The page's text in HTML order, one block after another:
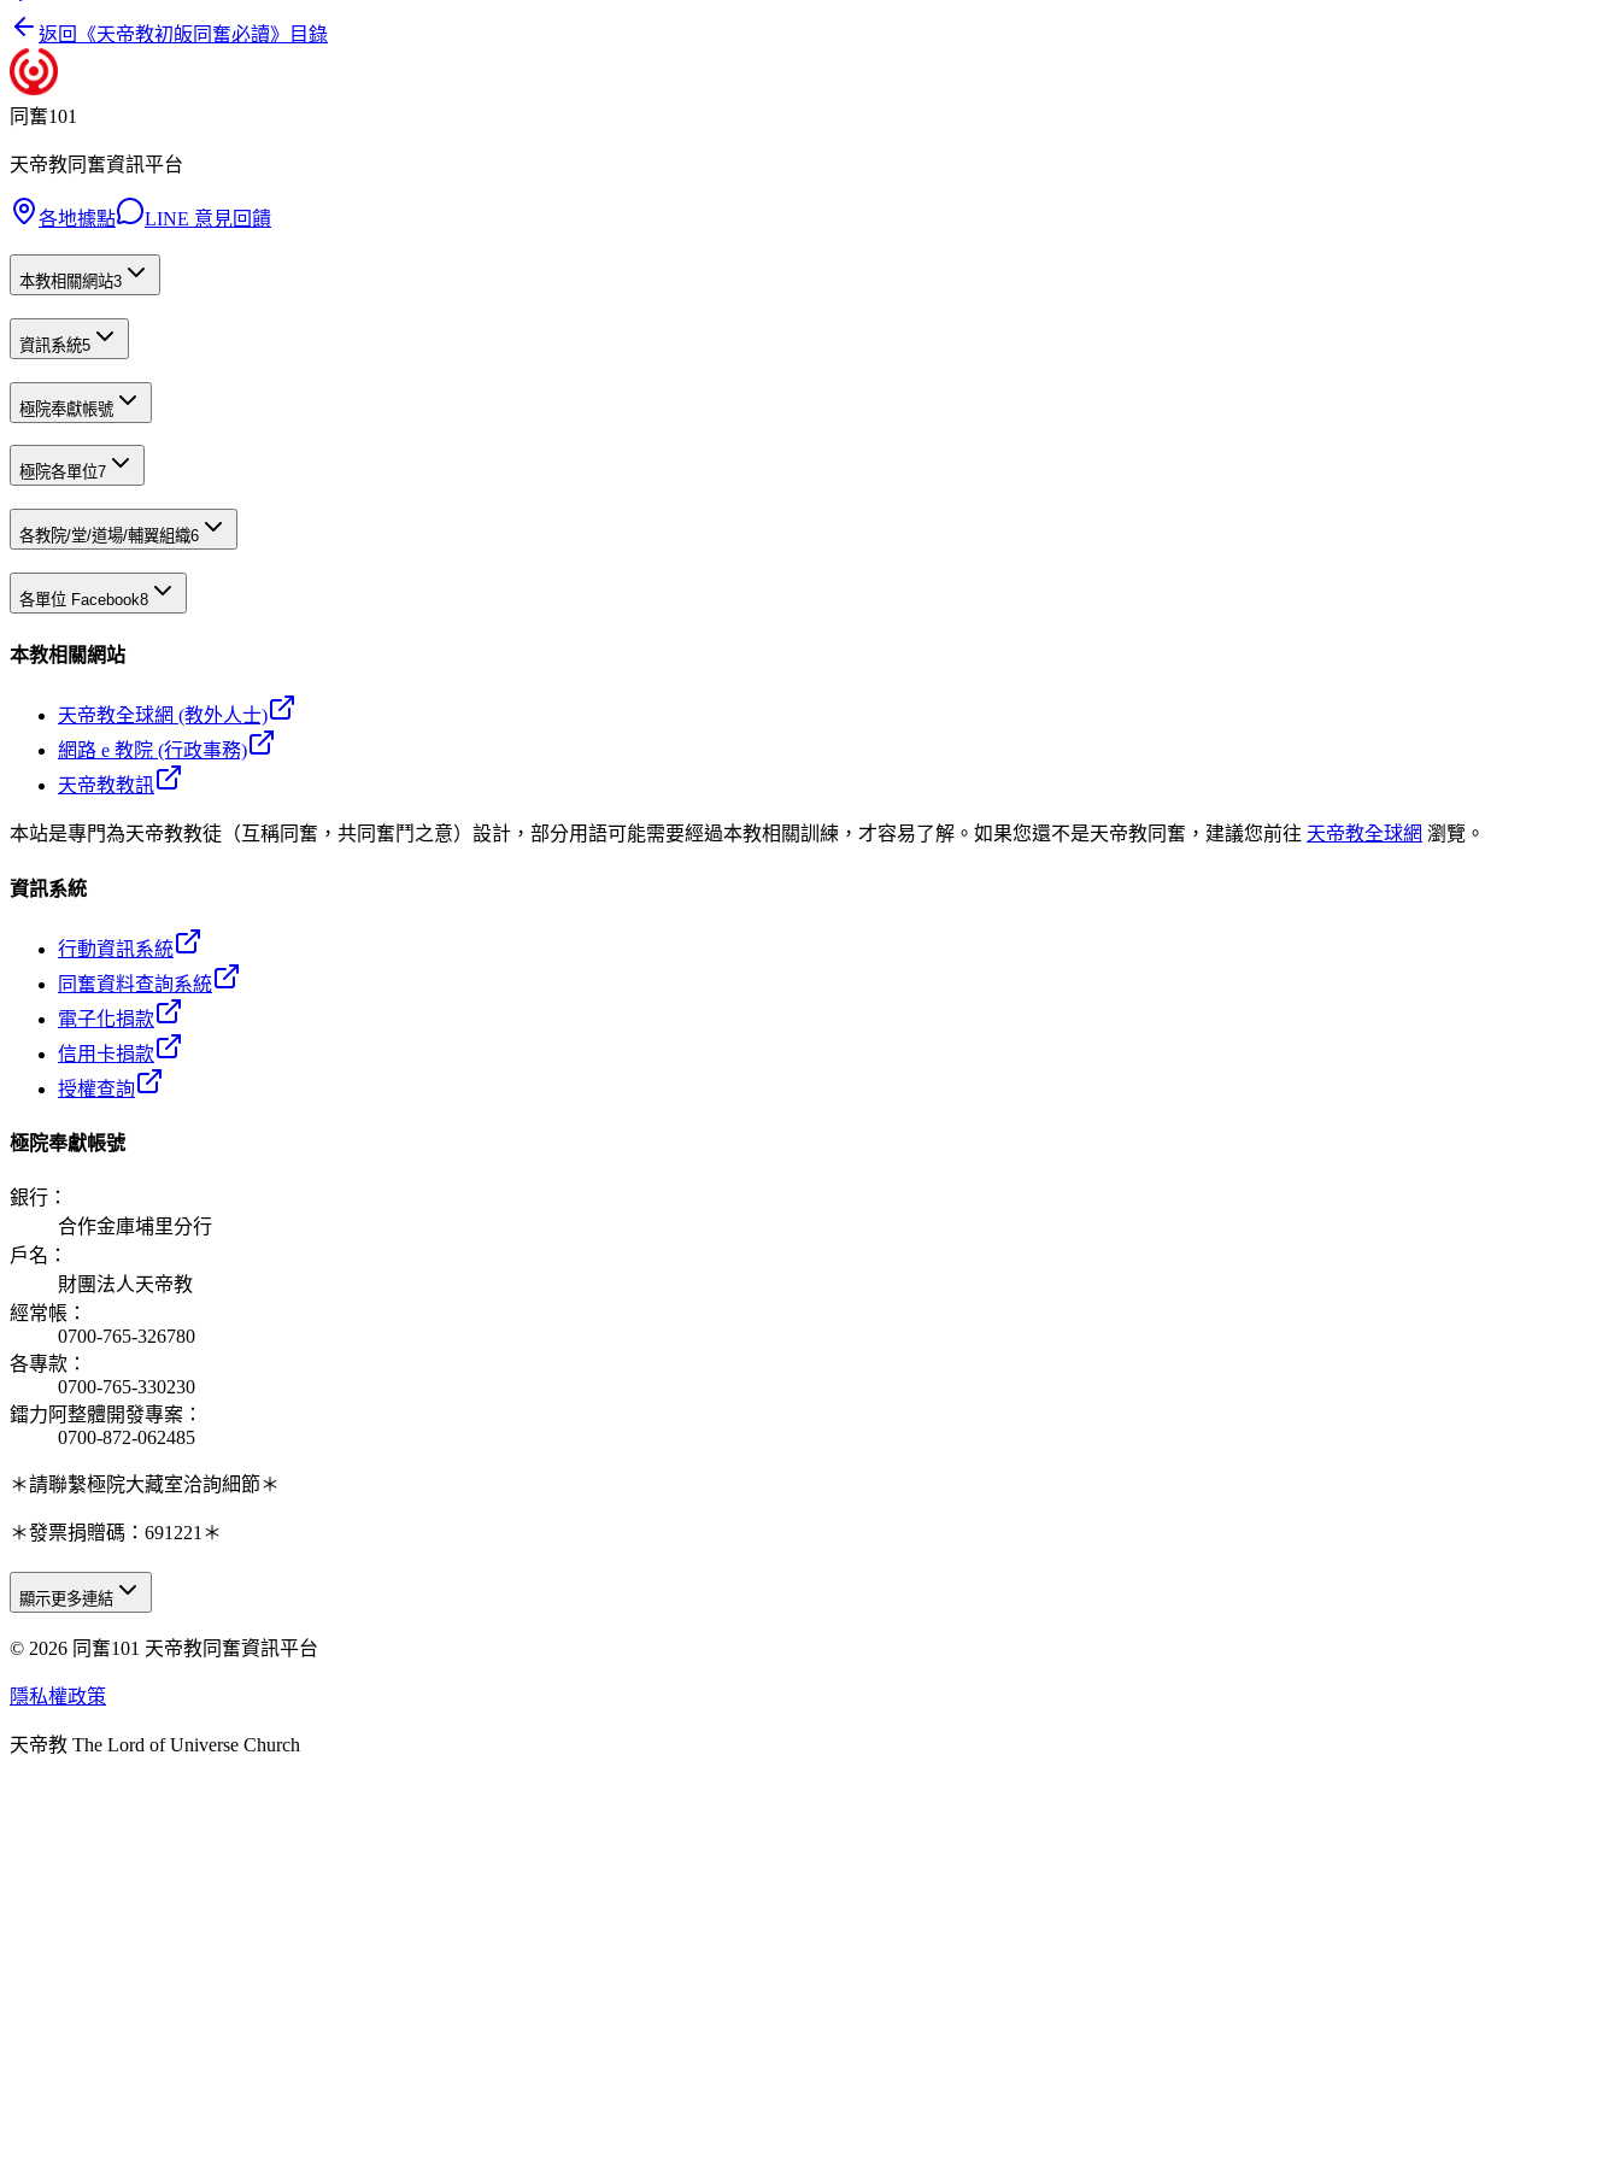
返回《天帝教初皈同奮必讀》目錄
同奮101
天帝教同奮資訊平台
各地據點 LINE 意見回饋
本教相關網站3
資訊系統5
極院奉獻帳號
極院各單位7
各教院/堂/道場/輔翼組織6
各單位 Facebook8
本教相關網站
天帝教全球網 (教外人士)
網路 e 教院 (行政事務)
天帝教教訊
本站是專門為天帝教教徒（互稱同奮，共同奮鬥之意）設計，部分用語可能需要經過本教相關訓練，才容易了解。如果您還不是天帝教同奮，建議您前往 天帝教全球網 瀏覽。
資訊系統
行動資訊系統
同奮資料查詢系統
電子化捐款
信用卡捐款
授權查詢
極院奉獻帳號
銀行 ：
合作金庫埔里分行
戶名 ：
財團法人天帝教
經常帳 ：
0700-765-326780
各專款 ：
0700-765-330230
鐳力阿整體開發專案 ：
0700-872-062485
＊請聯繫極院大藏室洽詢細節＊
＊發票捐贈碼：691221＊
天人研究總院
天人研究學院
天人炁功院
顯示更多連結
© 2026 同奮101 天帝教同奮資訊平台
隱私權政策
天帝教 The Lord of Universe Church